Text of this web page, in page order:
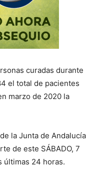
curadas durante
el total de pacientes
marzo de 2020 la
la Junta de Andalucía
de este SÁBADO, 7
últimas 24 horas.